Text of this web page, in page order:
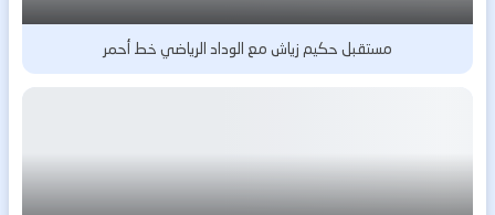
مستقبل حكيم زياش مع الوداد الرياضي خط أحمر